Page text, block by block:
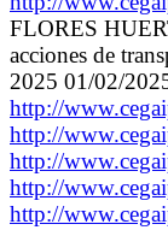
FLORES
acciones de
2025 01/02/
http://
http://
http://
http://
http://